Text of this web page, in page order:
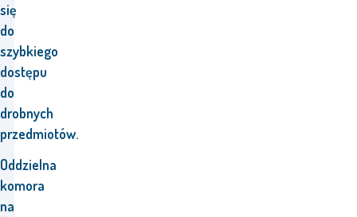
się
do
szybkiego
dostępu
do
drobnych
przedmiotów.
Oddzielna
komora
na